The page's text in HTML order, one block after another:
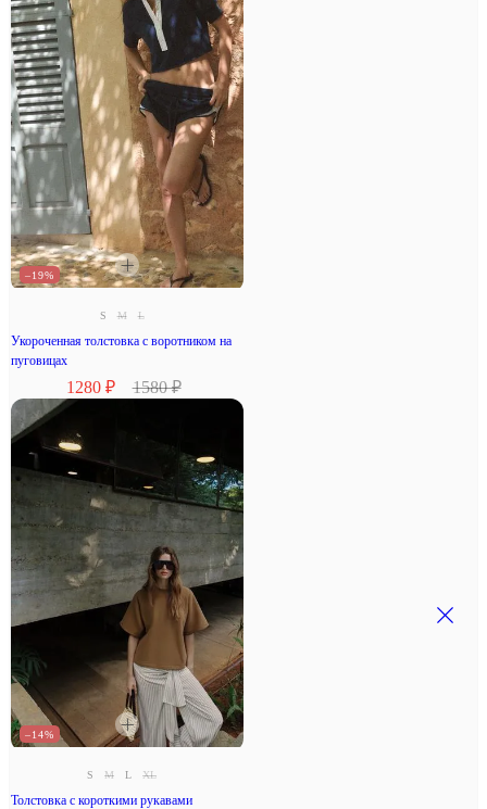
–19%
S M L
Укороченная толстовка с воротником на
пуговицах
1280 ₽ 1580 ₽
–14%
S M L XL
Толстовка с короткими рукавами